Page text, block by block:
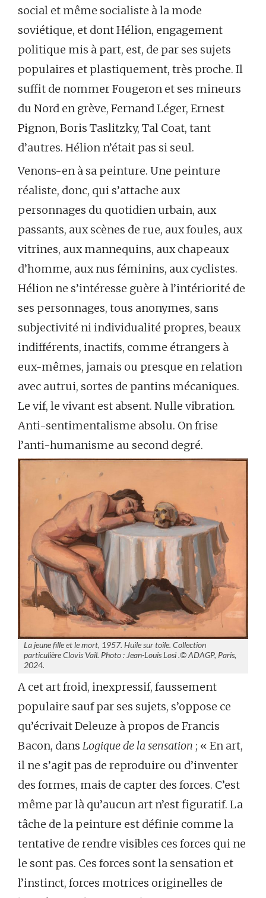
social et même socialiste à la mode
soviétique, et dont Hélion, engagement
politique mis à part, est, de par ses sujets
populaires et plastiquement, très proche. Il
suffit de nommer Fougeron et ses mineurs
du Nord en grève, Fernand Léger, Ernest
Pignon, Boris Taslitzky, Tal Coat, tant
d’autres. Hélion n’était pas si seul.
Venons-en à sa peinture. Une peinture
réaliste, donc, qui s’attache aux
personnages du quotidien urbain, aux
passants, aux scènes de rue, aux foules, aux
vitrines, aux mannequins, aux chapeaux
d’homme, aux nus féminins, aux cyclistes.
Hélion ne s’intéresse guère à l’intériorité de
ses personnages, tous anonymes, sans
subjectivité ni individualité propres, beaux
indifférents, inactifs, comme étrangers à
eux-mêmes, jamais ou presque en relation
avec autrui, sortes de pantins mécaniques.
Le vif, le vivant est absent. Nulle vibration.
Anti-sentimentalisme absolu. On frise
l’anti-humanisme au second degré.
La jeune fille et le mort, 1957. Huile sur toile. Collection
particulière Clovis Vail. Photo : Jean-Louis Losi .© ADAGP, Paris,
2024.
A cet art froid, inexpressif, faussement
populaire sauf par ses sujets, s’oppose ce
qu’écrivait Deleuze à propos de Francis
Bacon, dans Logique de la sensation ; « En art,
il ne s’agit pas de reproduire ou d’inventer
des formes, mais de capter des forces. C’est
même par là qu’aucun art n’est figuratif. La
tâche de la peinture est définie comme la
tentative de rendre visibles ces forces qui ne
le sont pas. Ces forces sont la sensation et
l’instinct, forces motrices originelles de